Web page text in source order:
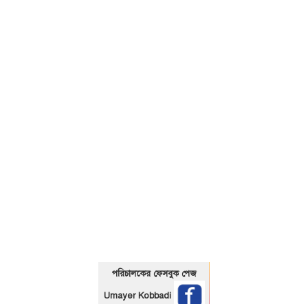
পরিচালকের ফেসবুক পেজ
Umayer Kobbadi